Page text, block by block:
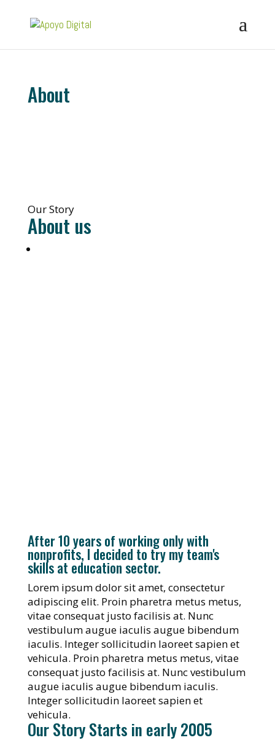
About
Our Story
About us
After 10 years of working only with
nonprofits, I decided to try my team's
skills at education sector.
Lorem ipsum dolor sit amet, consectetur
adipiscing elit. Proin pharetra metus metus,
vitae consequat justo facilisis at. Nunc
vestibulum augue iaculis augue bibendum
iaculis. Integer sollicitudin laoreet sapien et
vehicula. Proin pharetra metus metus, vitae
consequat justo facilisis at. Nunc vestibulum
augue iaculis augue bibendum iaculis.
Integer sollicitudin laoreet sapien et
vehicula.
Our Story Starts in early 2005